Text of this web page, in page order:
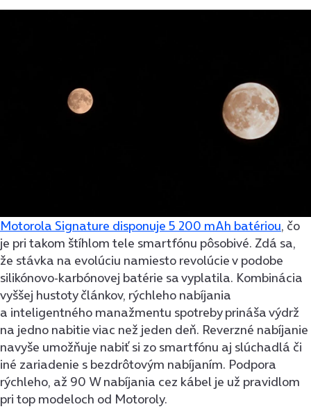
Motorola Signature disponuje 5 200 mAh batériou, čo
je pri takom štíhlom tele smartfónu pôsobivé. Zdá sa,
že stávka na evolúciu namiesto revolúcie v podobe
silikónovo-karbónovej batérie sa vyplatila. Kombinácia
vyššej hustoty článkov, rýchleho nabíjania
a inteligentného manažmentu spotreby prináša výdrž
na jedno nabitie viac než jeden deň. Reverzné nabíjanie
navyše umožňuje nabiť si zo smartfónu aj slúchadlá či
iné zariadenie s bezdrôtovým nabíjaním. Podpora
rýchleho, až 90 W nabíjania cez kábel je už pravidlom
pri top modeloch od Motoroly.